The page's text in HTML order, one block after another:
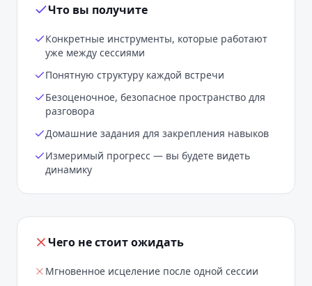
Что вы получите
Конкретные инструменты, которые работают
уже между сессиями
Понятную структуру каждой встречи
Безоценочное, безопасное пространство для
разговора
Домашние задания для закрепления навыков
Измеримый прогресс — вы будете видеть
динамику
Чего не стоит ожидать
Мгновенное исцеление после одной сессии